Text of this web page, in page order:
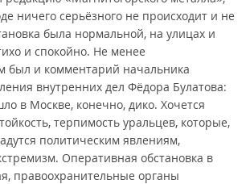
ничего серьёзного не происходит и не
была нормальной, на улицах и
и спокойно. Не менее
и комментарий начальника
внутренних дел Фёдора Булатова:
в Москве, конечно, дико. Хочется
терпимость уральцев, которые,
политическим явлениям,
Оперативная обстановка в
правоохранительные органы